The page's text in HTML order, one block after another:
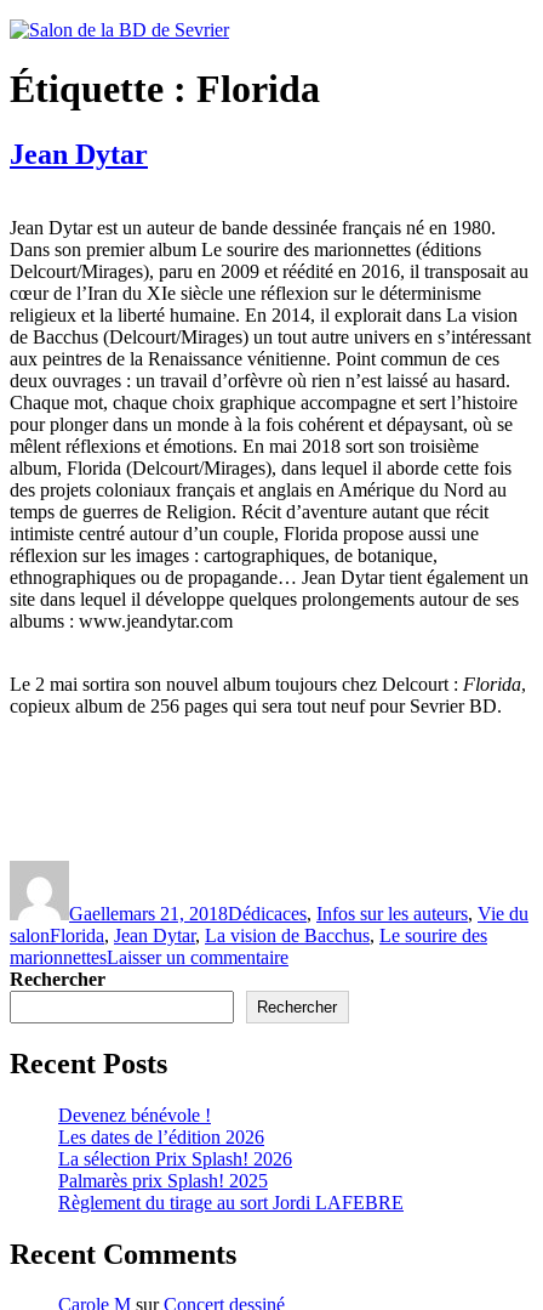
Étiquette : Florida
Jean Dytar
Jean Dytar est un auteur de bande dessinée français né en 1980.
Dans son premier album Le sourire des marionnettes (éditions
Delcourt/Mirages), paru en 2009 et réédité en 2016, il transposait au
cœur de l’Iran du XIe siècle une réflexion sur le déterminisme
religieux et la liberté humaine. En 2014, il explorait dans La vision
de Bacchus (Delcourt/Mirages) un tout autre univers en s’intéressant
aux peintres de la Renaissance vénitienne. Point commun de ces
deux ouvrages : un travail d’orfèvre où rien n’est laissé au hasard.
Chaque mot, chaque choix graphique accompagne et sert l’histoire
pour plonger dans un monde à la fois cohérent et dépaysant, où se
mêlent réflexions et émotions. En mai 2018 sort son troisième
album, Florida (Delcourt/Mirages), dans lequel il aborde cette fois
des projets coloniaux français et anglais en Amérique du Nord au
temps de guerres de Religion. Récit d’aventure autant que récit
intimiste centré autour d’un couple, Florida propose aussi une
réflexion sur les images : cartographiques, de botanique,
ethnographiques ou de propagande… Jean Dytar tient également un
site dans lequel il développe quelques prolongements autour de ses
albums : www.jeandytar.com
Le 2 mai sortira son nouvel album toujours chez Delcourt : Florida,
copieux album de 256 pages qui sera tout neuf pour Sevrier BD.
Gaellemars 21, 2018Dédicaces, Infos sur les auteurs, Vie du
salonÉtiquettes
Florida, Jean Dytar, La vision de Bacchus, Le sourire des
marionnettesLaisser un commentairesur
Dytar
Rechercher
Rechercher
Recent Posts
Devenez bénévole !
Les dates de l’édition 2026
La sélection Prix Splash! 2026
Palmarès prix Splash! 2025
Règlement du tirage au sort Jordi LAFEBRE
Recent Comments
Carole M surConcert dessiné